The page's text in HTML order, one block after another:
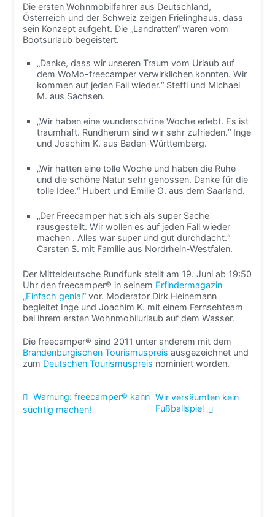
Die ersten Wohnmobilfahrer aus Deutschland,
Österreich und der Schweiz zeigen Frielinghaus, dass
sein Konzept aufgeht. Die „Landratten“ waren vom
Bootsurlaub begeistert.
„Danke, dass wir unseren Traum vom Urlaub auf
dem WoMo-freecamper verwirklichen konnten. Wir
kommen auf jeden Fall wieder.“ Steffi und Michael
M. aus Sachsen.
„Wir haben eine wunderschöne Woche erlebt. Es ist
traumhaft. Rundherum sind wir sehr zufrieden.“ Inge
und Joachim K. aus Baden-Württemberg.
„Wir hatten eine tolle Woche und haben die Ruhe
und die schöne Natur sehr genossen. Danke für die
tolle Idee.“ Hubert und Emilie G. aus dem Saarland.
„Der Freecamper hat sich als super Sache
rausgestellt. Wir wollen es auf jeden Fall wieder
machen . Alles war super und gut durchdacht.“
Carsten S. mit Familie aus Nordrhein-Westfalen.
Der Mitteldeutsche Rundfunk stellt am 19. Juni ab 19:50
Uhr den freecamper® in seinem Erfindermagazin
„Einfach genial“ vor. Moderator Dirk Heinemann
begleitet Inge und Joachim K. mit einem Fernsehteam
bei ihrem ersten Wohnmobilurlaub auf dem Wasser.
Die freecamper® sind 2011 unter anderem mit dem
Brandenburgischen Tourismuspreis ausgezeichnet und
zum Deutschen Tourismuspreis nominiert worden.
Beitragsnavigation
Warnung: freecamper® kann
süchtig machen!
Wir versäumten kein
Fußballspiel